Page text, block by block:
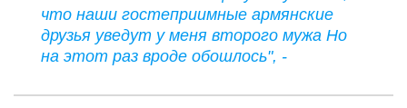
что наши гостеприимные армянские
друзья уведут у меня второго мужа Но
на этот раз вроде обошлось", -